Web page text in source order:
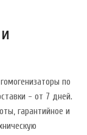
по
- от 7 дней.
гарантийное и